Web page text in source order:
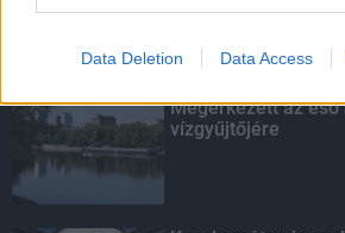
Data Deletion Data Access
KIEMELT
Megérkezett az eső
vízgyűjtőjére